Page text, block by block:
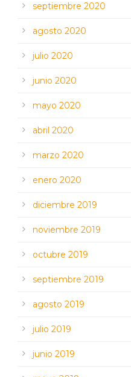
septiembre 2020
agosto 2020
julio 2020
junio 2020
mayo 2020
abril 2020
marzo 2020
enero 2020
diciembre 2019
noviembre 2019
octubre 2019
septiembre 2019
agosto 2019
julio 2019
junio 2019